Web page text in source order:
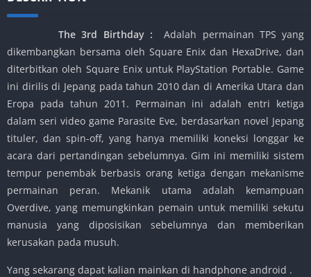
The 3rd Birthday : Adalah permainan TPS yang
dikembangkan bersama oleh Square Enix dan HexaDrive, dan
diterbitkan oleh Square Enix untuk PlayStation Portable. Game
ini dirilis di Jepang pada tahun 2010 dan di Amerika Utara dan
Eropa pada tahun 2011. Permainan ini adalah entri ketiga
dalam seri video game Parasite Eve, berdasarkan novel Jepang
tituler, dan spin-off, yang hanya memiliki koneksi longgar ke
acara dari pertandingan sebelumnya. Gim ini memiliki sistem
tempur penembak berbasis orang ketiga dengan mekanisme
permainan peran. Mekanik utama adalah kemampuan
Overdive, yang memungkinkan pemain untuk memiliki sekutu
manusia yang diposisikan sebelumnya dan memberikan
kerusakan pada musuh.
Yang sekarang dapat kalian mainkan di handphone android .